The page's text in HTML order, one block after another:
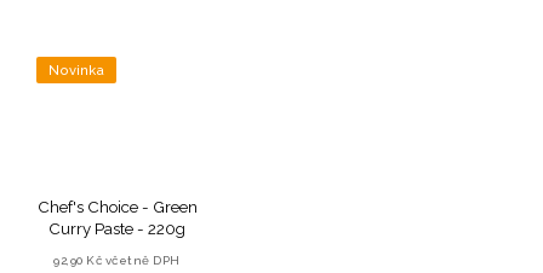
Novinka
Chef's Choice - Green
Curry Paste - 220g
92,90 Kč včetně DPH